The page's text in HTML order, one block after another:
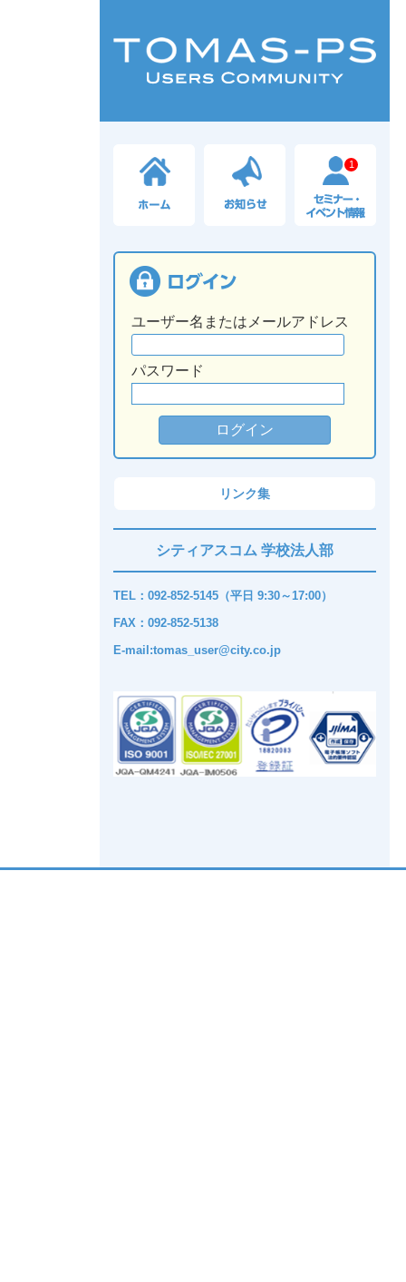
1
ユーザー名またはメールアドレス
パスワード
リンク集
シティアスコム 学校法人部
TEL：092-852-5145（平日 9:30～17:00）
FAX：092-852-5138
E-mail:tomas_user@city.co.jp